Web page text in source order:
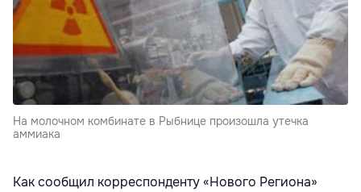
На молочном комбинате в Рыбнице произошла утечка
аммиака
Как сообщил корреспонденту «Нового Региона»